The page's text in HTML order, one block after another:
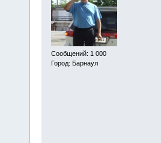
Сообщений: 1 000
Город: Барнаул